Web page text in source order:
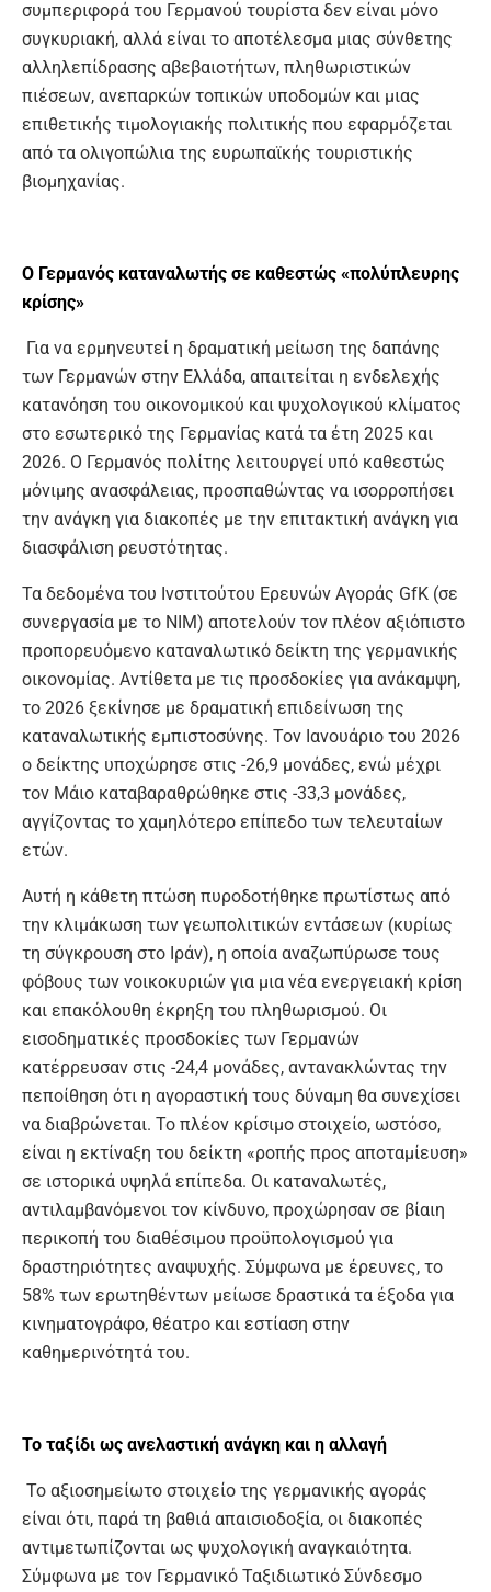
συμπεριφορά του Γερμανού τουρίστα δεν είναι μόνο
συγκυριακή, αλλά είναι το αποτέλεσμα μιας σύνθετης
αλληλεπίδρασης αβεβαιοτήτων, πληθωριστικών
πιέσεων, ανεπαρκών τοπικών υποδομών και μιας
επιθετικής τιμολογιακής πολιτικής που εφαρμόζεται
από τα ολιγοπώλια της ευρωπαϊκής τουριστικής
βιομηχανίας.
Ο Γερμανός καταναλωτής σε καθεστώς «πολύπλευρης
κρίσης»
Για να ερμηνευτεί η δραματική μείωση της δαπάνης
των Γερμανών στην Ελλάδα, απαιτείται η ενδελεχής
κατανόηση του οικονομικού και ψυχολογικού κλίματος
στο εσωτερικό της Γερμανίας κατά τα έτη 2025 και
2026. Ο Γερμανός πολίτης λειτουργεί υπό καθεστώς
μόνιμης ανασφάλειας, προσπαθώντας να ισορροπήσει
την ανάγκη για διακοπές με την επιτακτική ανάγκη για
διασφάλιση ρευστότητας.
Τα δεδομένα του Ινστιτούτου Ερευνών Αγοράς GfK (σε
συνεργασία με το NIM) αποτελούν τον πλέον αξιόπιστο
προπορευόμενο καταναλωτικό δείκτη της γερμανικής
οικονομίας. Αντίθετα με τις προσδοκίες για ανάκαμψη,
το 2026 ξεκίνησε με δραματική επιδείνωση της
καταναλωτικής εμπιστοσύνης. Τον Ιανουάριο του 2026
ο δείκτης υποχώρησε στις -26,9 μονάδες, ενώ μέχρι
τον Μάιο καταβαραθρώθηκε στις -33,3 μονάδες,
αγγίζοντας το χαμηλότερο επίπεδο των τελευταίων
ετών.
Αυτή η κάθετη πτώση πυροδοτήθηκε πρωτίστως από
την κλιμάκωση των γεωπολιτικών εντάσεων (κυρίως
τη σύγκρουση στο Ιράν), η οποία αναζωπύρωσε τους
φόβους των νοικοκυριών για μια νέα ενεργειακή κρίση
και επακόλουθη έκρηξη του πληθωρισμού. Οι
εισοδηματικές προσδοκίες των Γερμανών
κατέρρευσαν στις -24,4 μονάδες, αντανακλώντας την
πεποίθηση ότι η αγοραστική τους δύναμη θα συνεχίσει
να διαβρώνεται. Το πλέον κρίσιμο στοιχείο, ωστόσο,
είναι η εκτίναξη του δείκτη «ροπής προς αποταμίευση»
σε ιστορικά υψηλά επίπεδα. Οι καταναλωτές,
αντιλαμβανόμενοι τον κίνδυνο, προχώρησαν σε βίαιη
περικοπή του διαθέσιμου προϋπολογισμού για
δραστηριότητες αναψυχής. Σύμφωνα με έρευνες, το
58% των ερωτηθέντων μείωσε δραστικά τα έξοδα για
κινηματογράφο, θέατρο και εστίαση στην
καθημερινότητά του.
Το ταξίδι ως ανελαστική ανάγκη και η αλλαγή
Το αξιοσημείωτο στοιχείο της γερμανικής αγοράς
είναι ότι, παρά τη βαθιά απαισιοδοξία, οι διακοπές
αντιμετωπίζονται ως ψυχολογική αναγκαιότητα.
Σύμφωνα με τον Γερμανικό Ταξιδιωτικό Σύνδεσμο